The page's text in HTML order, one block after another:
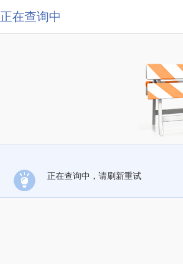
正在查询中
正在查询中，请刷新重试